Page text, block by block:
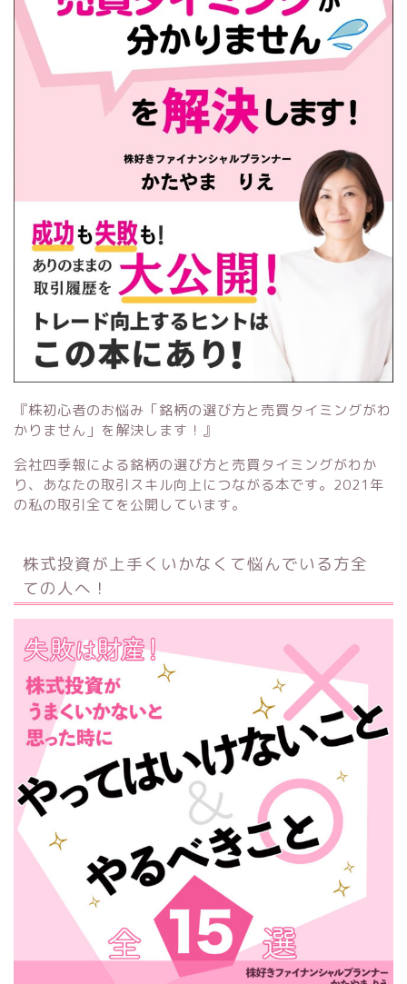
『株初心者のお悩み「銘柄の選び方と売買タイミングがわ
かりません」を解決します！』
会社四季報による銘柄の選び方と売買タイミングがわか
り、あなたの取引スキル向上につながる本です。2021年
の私の取引全てを公開しています。
株式投資が上手くいかなくて悩んでいる方全
ての人へ！